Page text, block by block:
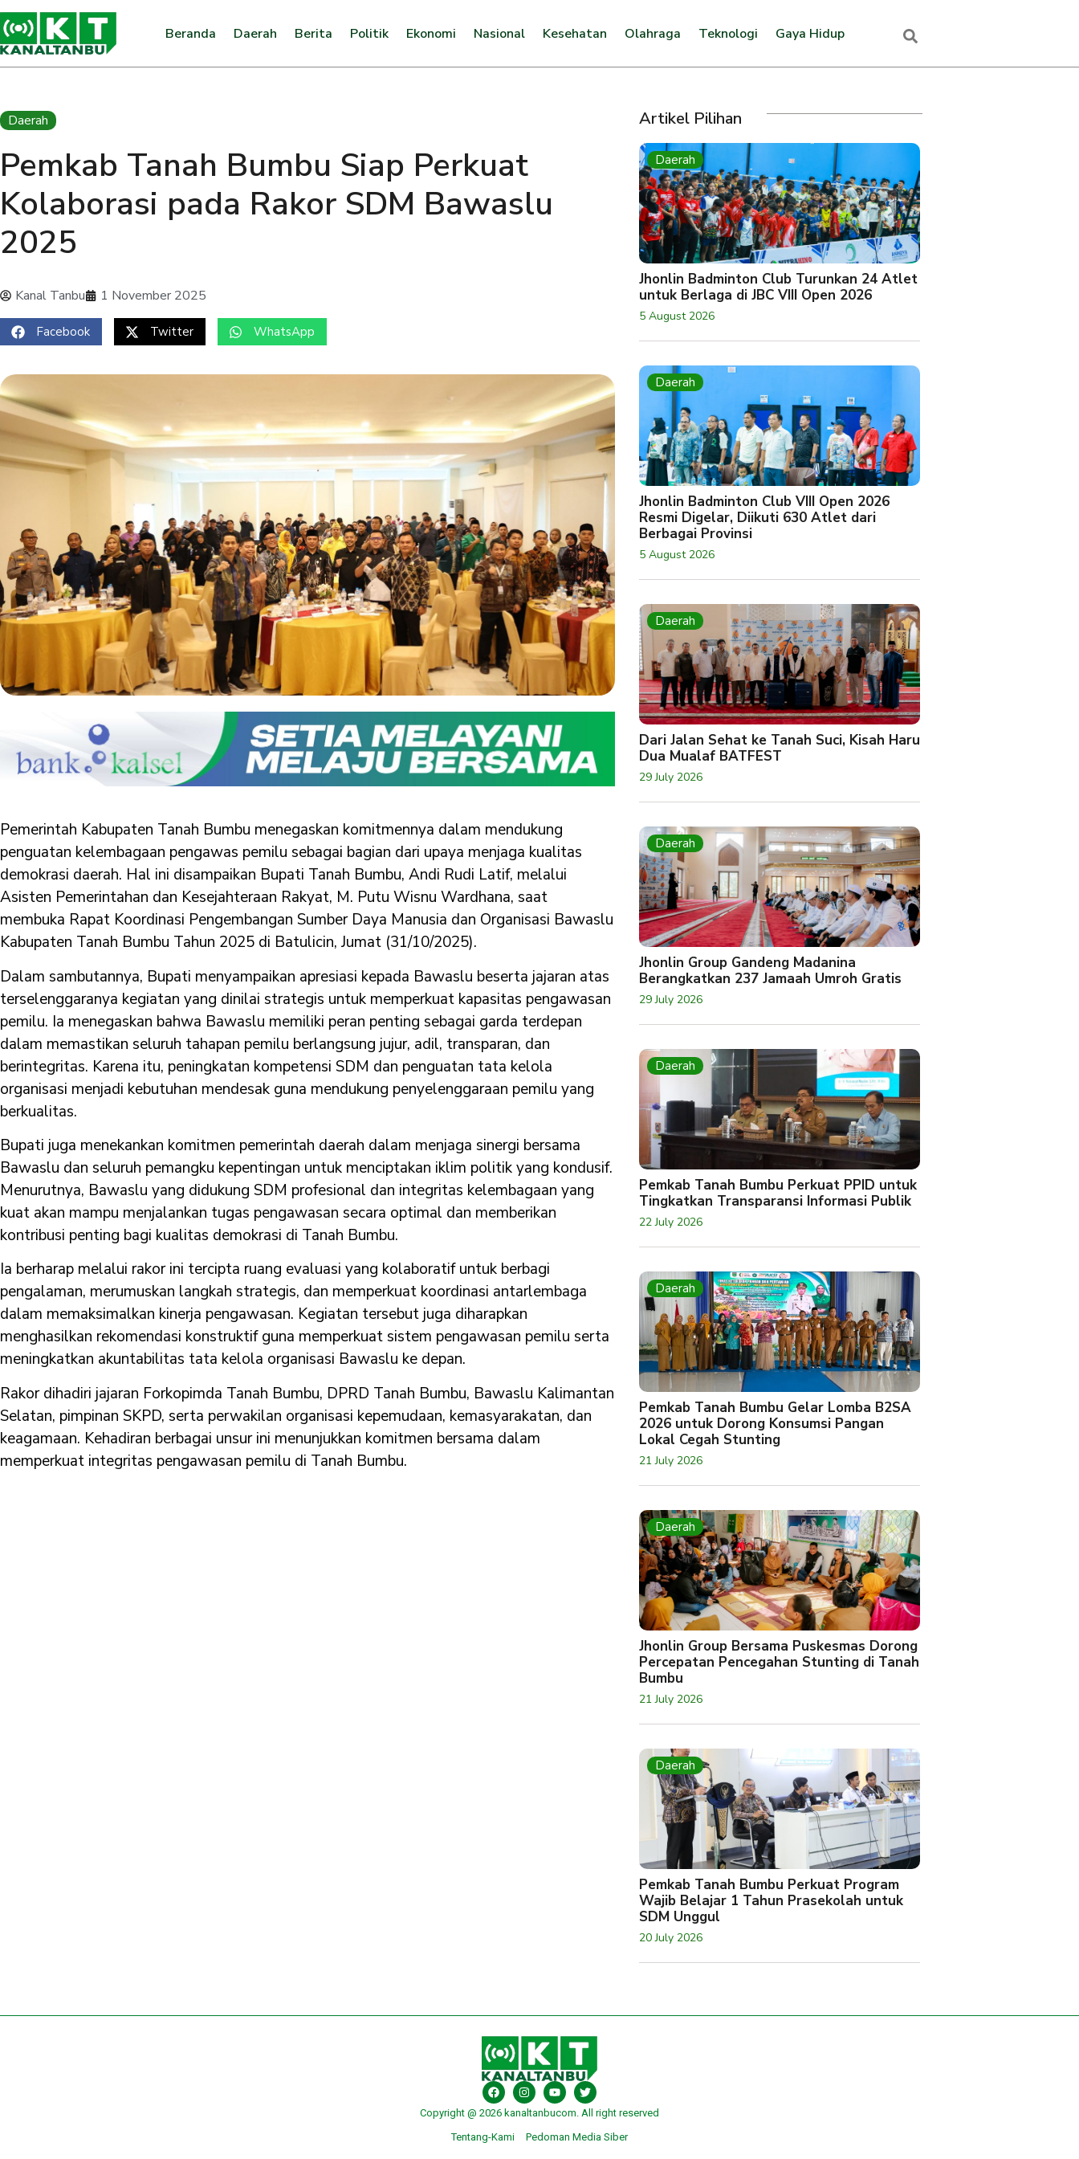
Beranda Daerah Berita Politik Ekonomi Nasional Kesehatan Olahraga Teknologi Gaya Hidup
Daerah
Pemkab Tanah Bumbu Siap Perkuat
Kolaborasi pada Rakor SDM Bawaslu
2025
Kanal Tanbu 1 November 2025
Facebook Twitter WhatsApp
Pemerintah Kabupaten Tanah Bumbu menegaskan komitmennya dalam mendukung
penguatan kelembagaan pengawas pemilu sebagai bagian dari upaya menjaga kualitas
demokrasi daerah. Hal ini disampaikan Bupati Tanah Bumbu, Andi Rudi Latif, melalui
Asisten Pemerintahan dan Kesejahteraan Rakyat, M. Putu Wisnu Wardhana, saat
membuka Rapat Koordinasi Pengembangan Sumber Daya Manusia dan Organisasi Bawaslu
Kabupaten Tanah Bumbu Tahun 2025 di Batulicin, Jumat (31/10/2025).
Dalam sambutannya, Bupati menyampaikan apresiasi kepada Bawaslu beserta jajaran atas
terselenggaranya kegiatan yang dinilai strategis untuk memperkuat kapasitas pengawasan
pemilu. Ia menegaskan bahwa Bawaslu memiliki peran penting sebagai garda terdepan
dalam memastikan seluruh tahapan pemilu berlangsung jujur, adil, transparan, dan
berintegritas. Karena itu, peningkatan kompetensi SDM dan penguatan tata kelola
organisasi menjadi kebutuhan mendesak guna mendukung penyelenggaraan pemilu yang
berkualitas.
Bupati juga menekankan komitmen pemerintah daerah dalam menjaga sinergi bersama
Bawaslu dan seluruh pemangku kepentingan untuk menciptakan iklim politik yang kondusif.
Menurutnya, Bawaslu yang didukung SDM profesional dan integritas kelembagaan yang
kuat akan mampu menjalankan tugas pengawasan secara optimal dan memberikan
kontribusi penting bagi kualitas demokrasi di Tanah Bumbu.
Ia berharap melalui rakor ini tercipta ruang evaluasi yang kolaboratif untuk berbagi
pengalaman, merumuskan langkah strategis, dan memperkuat koordinasi antarlembaga
dalam memaksimalkan kinerja pengawasan. Kegiatan tersebut juga diharapkan
menghasilkan rekomendasi konstruktif guna memperkuat sistem pengawasan pemilu serta
meningkatkan akuntabilitas tata kelola organisasi Bawaslu ke depan.
Rakor dihadiri jajaran Forkopimda Tanah Bumbu, DPRD Tanah Bumbu, Bawaslu Kalimantan
Selatan, pimpinan SKPD, serta perwakilan organisasi kepemudaan, kemasyarakatan, dan
keagamaan. Kehadiran berbagai unsur ini menunjukkan komitmen bersama dalam
memperkuat integritas pengawasan pemilu di Tanah Bumbu.
Artikel Pilihan
Daerah
Jhonlin Badminton Club Turunkan 24 Atlet
untuk Berlaga di JBC VIII Open 2026
5 August 2026
Daerah
Jhonlin Badminton Club VIII Open 2026
Resmi Digelar, Diikuti 630 Atlet dari
Berbagai Provinsi
5 August 2026
Daerah
Dari Jalan Sehat ke Tanah Suci, Kisah Haru
Dua Mualaf BATFEST
29 July 2026
Daerah
Jhonlin Group Gandeng Madanina
Berangkatkan 237 Jamaah Umroh Gratis
29 July 2026
Daerah
Pemkab Tanah Bumbu Perkuat PPID untuk
Tingkatkan Transparansi Informasi Publik
22 July 2026
Daerah
Pemkab Tanah Bumbu Gelar Lomba B2SA
2026 untuk Dorong Konsumsi Pangan
Lokal Cegah Stunting
21 July 2026
Daerah
Jhonlin Group Bersama Puskesmas Dorong
Percepatan Pencegahan Stunting di Tanah
Bumbu
21 July 2026
Daerah
Pemkab Tanah Bumbu Perkuat Program
Wajib Belajar 1 Tahun Prasekolah untuk
SDM Unggul
20 July 2026
Copyright @ 2026 kanaltanbucom. All right reserved
Tentang-Kami
Pedoman Media Siber